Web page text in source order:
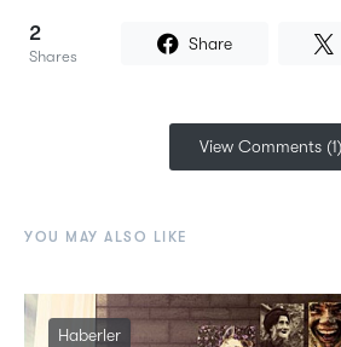
2
Shares
Share
View Comments (1)
YOU MAY ALSO LIKE
Haberler